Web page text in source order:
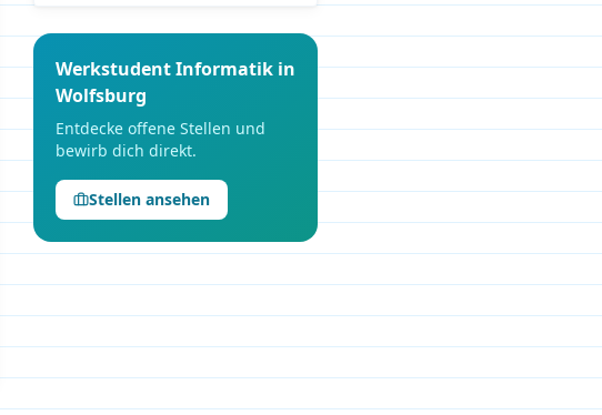
WerkstudentInformatik in
Wolfsburg
Entdecke offene Stellen und
bewirb dich direkt.
Stellen ansehen